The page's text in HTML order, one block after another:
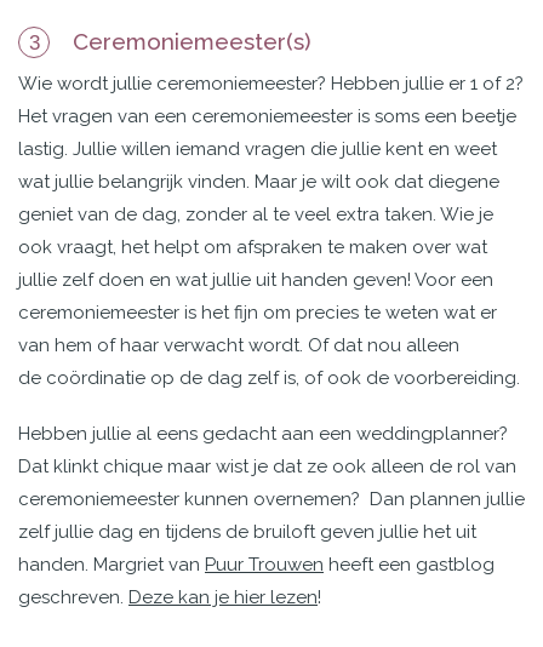
3 Ceremoniemeester(s)
Wie wordt jullie ceremoniemeester? Hebben jullie er 1 of 2?
Het vragen van een ceremoniemeester is soms een beetje
lastig. Jullie willen iemand vragen die jullie kent en weet
wat jullie belangrijk vinden. Maar je wilt ook dat diegene
geniet van de dag, zonder al te veel extra taken. Wie je
ook vraagt, het helpt om afspraken te maken over wat
jullie zelf doen en wat jullie uit handen geven! Voor een
ceremoniemeester is het fijn om precies te weten wat er
van hem of haar verwacht wordt. Of dat nou alleen
de coördinatie op de dag zelf is, of ook de voorbereiding.
Hebben jullie al eens gedacht aan een weddingplanner?
Dat klinkt chique maar wist je dat ze ook alleen de rol van
ceremoniemeester kunnen overnemen? Dan plannen jullie
zelf jullie dag en tijdens de bruiloft geven jullie het uit
handen. Margriet van Puur Trouwen heeft een gastblog
geschreven. Deze kan je hier lezen!